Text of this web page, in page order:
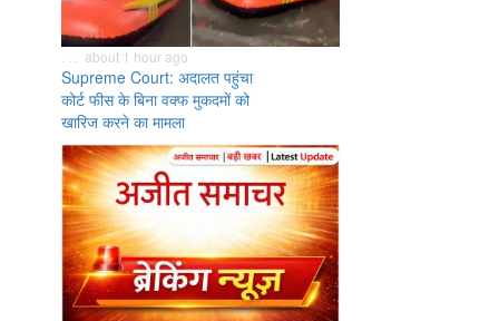
. . . about 1 hour ago
Supreme Court: अदालत पहुंचा
कोर्ट फीस के बिना वक्फ मुकदमों को
खारिज करने का मामला